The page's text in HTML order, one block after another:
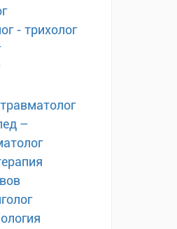
- трихолог
–